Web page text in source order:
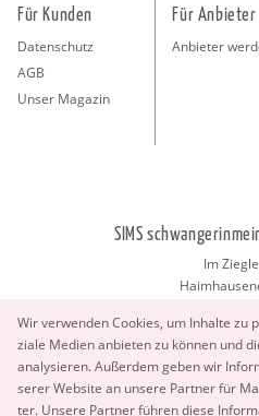
Wir ver­wen­den Coo­kies, um In­hal­te
zia­le Me­di­en an­bie­ten zu kön­nen und
ana­ly­sie­ren. Au­ßer­dem geben wir
se­rer Web­site an un­se­re Part­ner für
ter. Un­se­re Part­ner füh­ren diese
Für Kunden
Datenschutz
AGB
Unser Magazin
Für Anbieter
Anbieter
SIMS
Im